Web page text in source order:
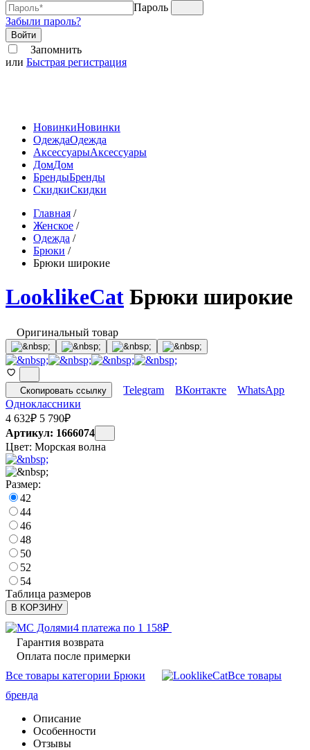
Пароль
Забыли пароль?
Войти
Запомнить
или Быстрая регистрация
НовинкиНовинки
ОдеждаОдежда
АксессуарыАксессуары
ДомДом
БрендыБренды
СкидкиСкидки
Главная /
Женское /
Одежда /
Брюки /
Брюки широкие
LooklikeCat Брюки широкие
Оригинальный товар
Скопировать ссылку Telegram ВКонтакте
WhatsApp
Одноклассники
4 632₽ 5 790₽
Артикул: 1666074
Цвет: Морская волна
Размер:
42
44
46
48
50
52
54
Таблица размеров
В КОРЗИНУ
4 платежа по 1 158₽
Гарантия возврата
Оплата после примерки
Все товары категории Брюки
Все товары
бренда
Описание
Особенности
Отзывы